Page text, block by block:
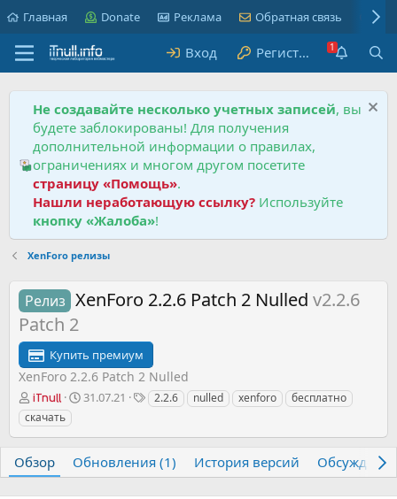
Главная Donate Реклама Обратная связь
Вход Регистрация
Не создавайте несколько учетных записей, вы
будете заблокированы! Для получения
дополнительной информации о правилах,
ограничениях и многом другом посетите
страницу «Помощь».
Нашли неработающую ссылку? Используйте
кнопку «Жалоба»!
XenForo релизы
Релиз XenForo 2.2.6 Patch 2 Nulledv2.2.6
Patch 2
Купить премиум
XenForo 2.2.6 Patch 2 Nulled
А
в
т
р
iTnull
Д
с
о
31.07.21
Т 2.2.6 nulled xenforo
бесплатно
скачать
Обзор Обновления (1) История версий